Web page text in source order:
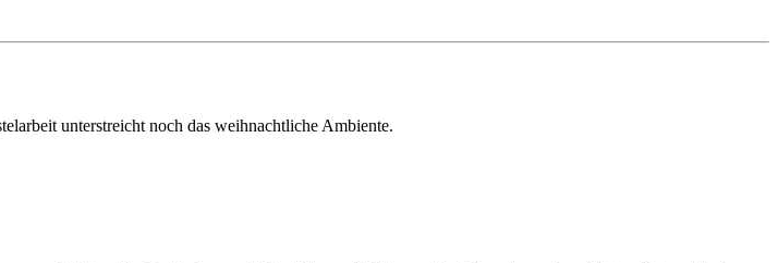
unterstreicht noch das weihnachtliche Ambiente.